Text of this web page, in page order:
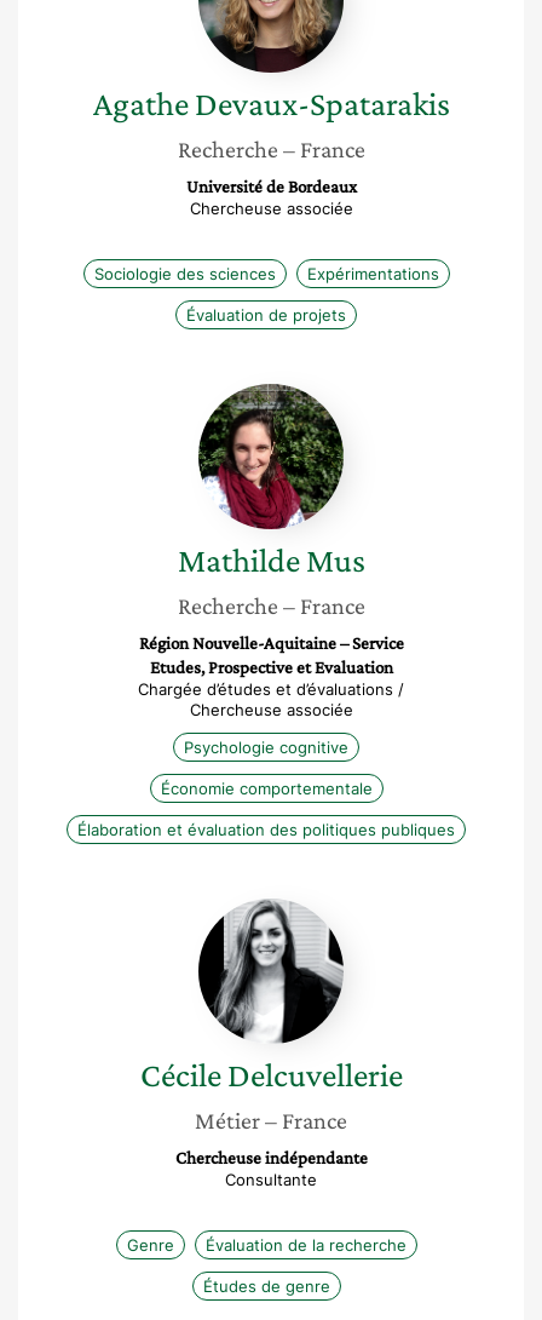
Agathe Devaux-Spatarakis
Recherche – France
Université de Bordeaux
Chercheuse associée
Sociologie des sciences Expérimentations
Évaluation de projets
Mathilde
Mus
Mathilde Mus
Recherche – France
Région Nouvelle-Aquitaine – Service
Etudes, Prospective et Evaluation
Chargée d’études et d’évaluations /
Chercheuse associée
Psychologie cognitive
Économie comportementale
Élaboration et évaluation des politiques publiques
Cécile
Delcuvellerie
Cécile Delcuvellerie
Métier– France
Chercheuse indépendante
Consultante
Genre Évaluation de la recherche
Études de genre